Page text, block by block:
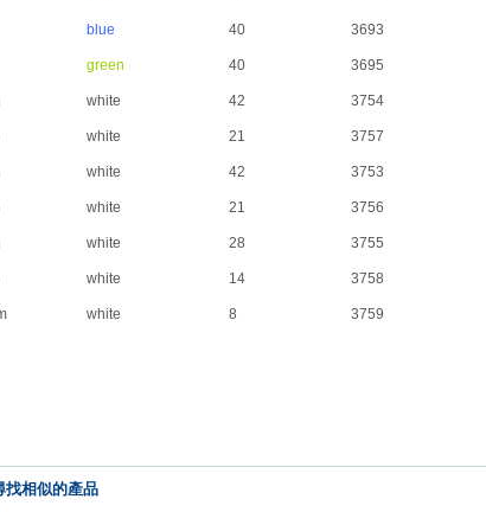
blue 40 3693
green 40 3695
white 42 3754
white 21 3757
white 42 3753
white 21 3756
white 28 3755
white 14 3758
white 8 3759
找相似的產品